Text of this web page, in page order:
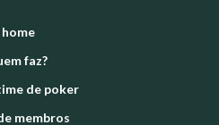
home
faz?
de poker
membros